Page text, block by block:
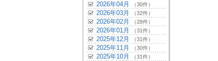
2026年04月 （30件）
2026年03月 （32件）
2026年02月 （28件）
2026年01月 （31件）
2025年12月 （31件）
2025年11月 （30件）
2025年10月 （31件）